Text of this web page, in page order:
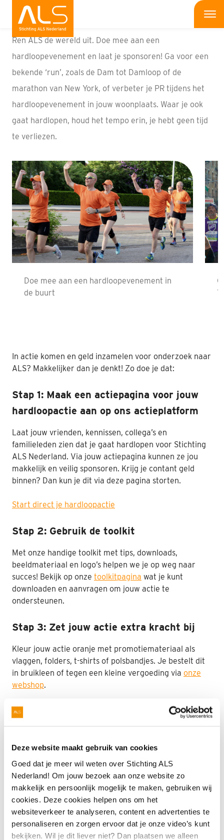
Deze website maakt gebruik van cookies
Goed dat je meer wil weten over Stichting ALS
Nederland! Om jouw bezoek aan onze website zo
makkelijk en persoonlijk mogelijk te maken, gebruiken wij
cookies. Deze cookies helpen ons om het
websiteverkeer te analyseren, content en advertenties te
personaliseren en zorgen ervoor dat je onze video’s kunt
bekijken. Wil je dit liever niet? Dan plaatsen we alleen
Wat is ALS
Wat kun jij doen
Bedrijven
Onderzoek
Patiënten
Nieuws
Interviews
Nabestaanden
Webshop
Contact
Actiehulp
Ren ALS de wereld uit. Doe mee aan een
hardloopevenement en laat je sponsoren! Ga voor een
bekende ‘run’, zoals de Dam tot Damloop of de
marathon van New York, of verbeter je PR tijdens het
hardloopevenement in jouw woonplaats. Waar je ook
gaat hardlopen, houd het tempo erin, je hebt geen tijd
te verliezen.
Doe mee aan een hardloopevenement in
de buurt
In actie komen en geld inzamelen voor onderzoek naar
ALS? Makkelijker dan je denkt! Zo doe je dat:
Stap 1: Maak een actiepagina voor jouw
hardloopactie aan op ons actieplatform
Laat jouw vrienden, kennissen, collega’s en
familieleden zien dat je gaat hardlopen voor Stichting
ALS Nederland. Via jouw actiepagina kunnen ze jou
makkelijk en veilig sponsoren. Krijg je contant geld
binnen? Dan kun je dit via deze pagina storten.
Start direct je hardloopactie
Stap 2: Gebruik de toolkit
Met onze handige toolkit met tips, downloads,
beeldmateriaal en logo’s helpen we je op weg naar
succes! Bekijk op onze toolkitpagina wat je kunt
downloaden en aanvragen om jouw actie te
ondersteunen.
Stap 3: Zet jouw actie extra kracht bij
Kleur jouw actie oranje met promotiemateriaal als
vlaggen, folders, t-shirts of polsbandjes. Je bestelt dit
in bruikleen of tegen een kleine vergoeding via onze
webshop.
Maak jouw actiepagina aan
Tip!
Voor sommige acties, waarbij mensen direct aan
jou betalen, heb je niet per se een actiepagina
nodig. Meld je actie in dit geval welhier
zodat we je kunnen helpen deze tot een succes
te maken.